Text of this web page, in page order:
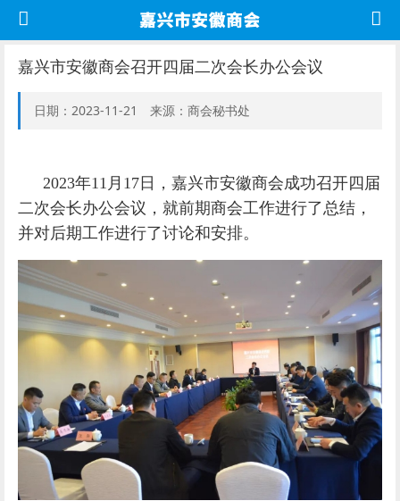
嘉兴市安徽商会召开四届二次会长办公会议
日期：2023-11-21 来源：商会秘书处
2023年11 月 17 日，嘉兴市安徽商会成功召开四届
二次会长办公会议， 就前期商会工作进行了总结，
并对后期工作进行了讨论和安排。